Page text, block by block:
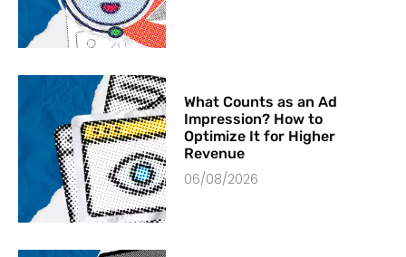
What Counts as an Ad
Impression? How to
Optimize It for Higher
Revenue
06/08/2026